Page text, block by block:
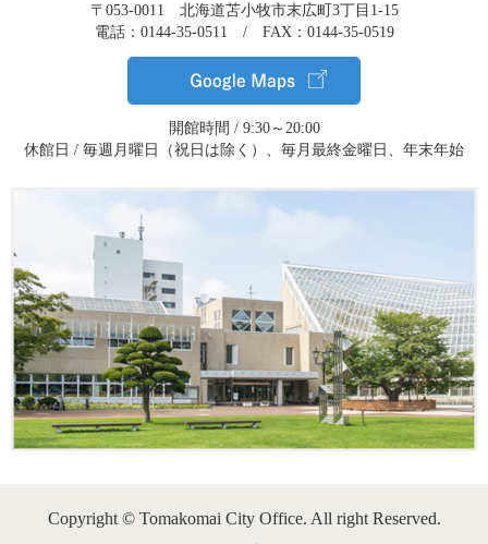
〒053-0011 北海道苫小牧市末広町3丁目1-15
電話：0144-35-0511 / FAX：0144-35-0519
開館時間 / 9:30～20:00
休館日 / 毎週月曜日（祝日は除く）、毎月最終金曜日、年末年始
Copyright © Tomakomai City Office. All right Reserved.